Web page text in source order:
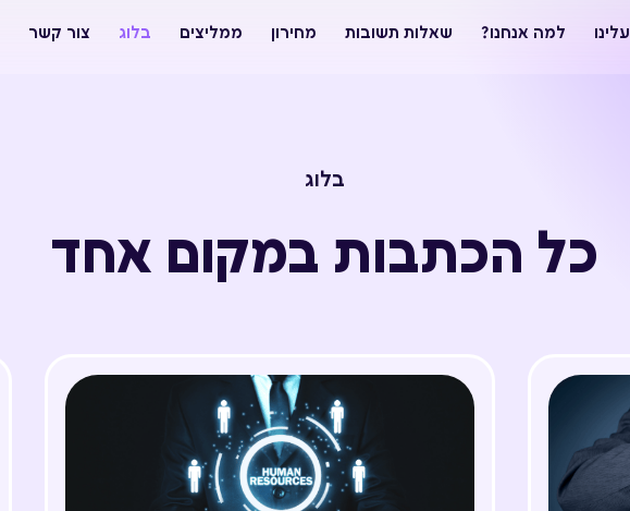
עלינו למה אנחנו? שאלות תשובות מחירון ממליצים בלוג צור קשר
בלוג
כל הכתבות במקום אחד